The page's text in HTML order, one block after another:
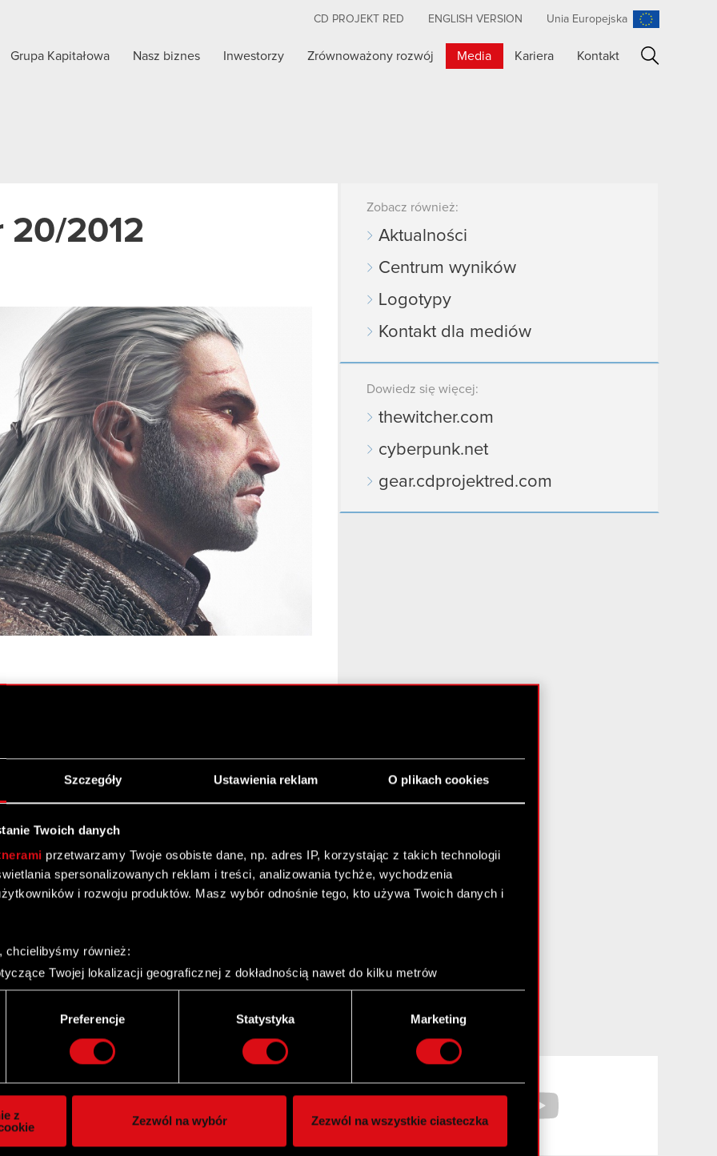
Szczegóły Ustawienia reklam O plikach cookies
Twoich danych
przetwarzamy Twoje osobiste dane, np. adres IP, korzystając z takich technologii
spersonalizowanych reklam i treści, analizowania tychże, wychodzenia
i rozwoju produktów. Masz wybór odnośnie tego, kto używa Twoich danych i
chcielibyśmy również:
Twojej lokalizacji geograficznej z dokładnością nawet do kilku metrów
urządzenie, aktywnie analizując charakteryzującego je zbiory danych (fingerprinting,
tego, jak Twoje osobiste dane są przetwarzane oraz ustaw własne preferencje w
cookie możesz zmienić lub wycofać swoją zgodę w dowolnej chwili.
do spersonalizowania treści i reklam, aby oferować funkcje społecznościowe i
i analitycznym. Partnerzy mogą połączyć te informacje z innymi danymi
podczas korzystania z ich usług. Kontynuując korzystanie z naszej witryny,
Preferencje Statystyka Marketing
z
Zezwól na wybór Zezwól na wszystkie ciasteczka
CD PROJEKT RED ENGLISH VERSION Unia Europejska
Grupa Kapitałowa Nasz biznes Inwestorzy Zrównoważony rozwój Media Kariera Kontakt
20/2012
dodatkiem do gry Wiedźmin 3:
Dziki Gon!
MAJ
Zobacz również:
Aktualności
Centrum wyników
Logotypy
Kontakt dla mediów
Dowiedz się więcej:
thewitcher.com
cyberpunk.net
gear.cdprojektred.com
Facebook